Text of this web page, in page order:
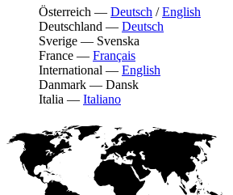
Österreich — Deutsch /English
Deutschland — Deutsch
Sverige — Svenska
France — Français
International — English
Danmark — Dansk
Italia — Italiano